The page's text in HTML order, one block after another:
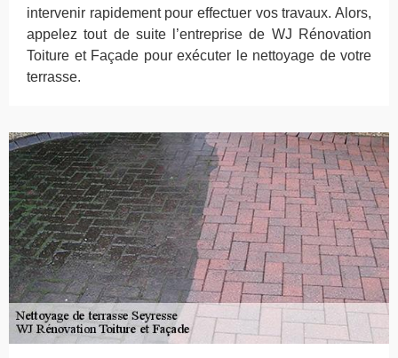
intervenir rapidement pour effectuer vos travaux. Alors,
appelez tout de suite l’entreprise de WJ Rénovation
Toiture et Façade pour exécuter le nettoyage de votre
terrasse.